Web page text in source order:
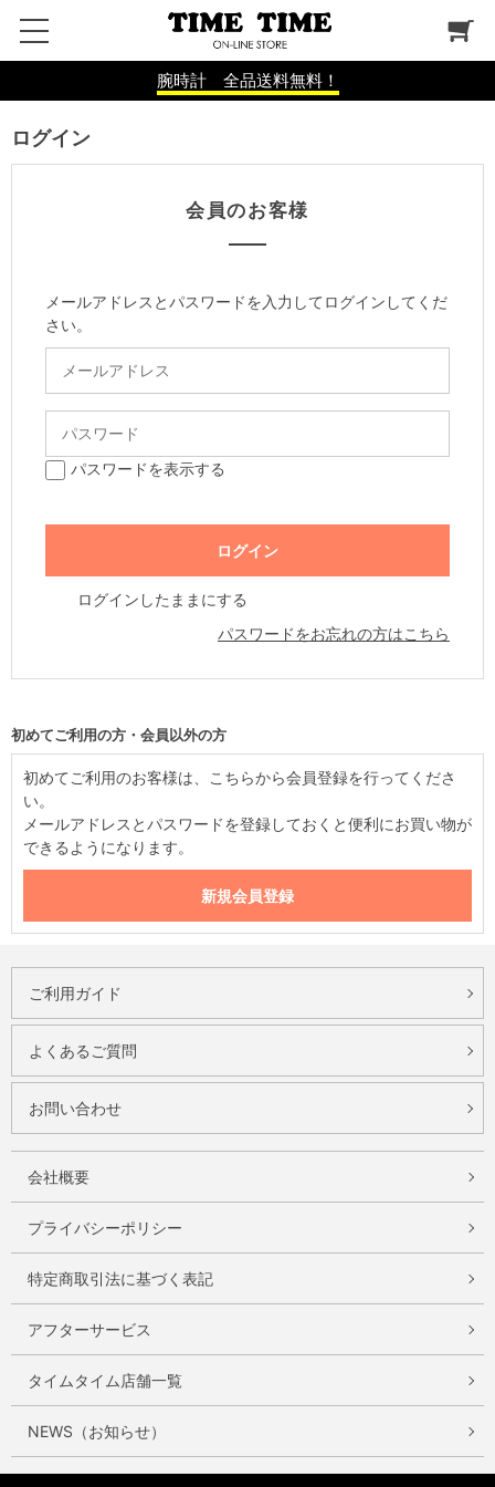
腕時計 全品送料無料！
ログイン
会員のお客様
メールアドレスとパスワードを入力してログインしてくだ
さい。
パスワードを表示する
ログインしたままにする
パスワードをお忘れの方はこちら
初めてご利用の方・会員以外の方
初めてご利用のお客様は、こちらから会員登録を行ってくださ
い。
メールアドレスとパスワードを登録しておくと便利にお買い物が
できるようになります。
ご利用ガイド
よくあるご質問
お問い合わせ
会社概要
プライバシーポリシー
特定商取引法に基づく表記
アフターサービス
タイムタイム店舗一覧
NEWS（お知らせ）